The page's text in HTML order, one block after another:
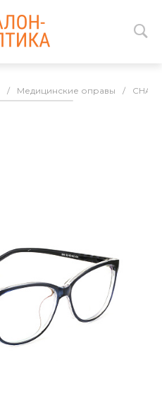
/ Медицинские оправы /